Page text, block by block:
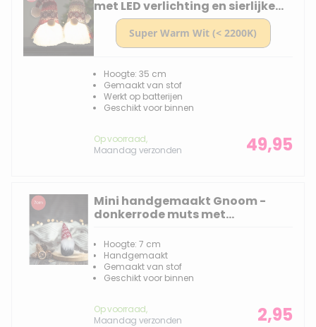
met LED verlichting en sierlijke
mutsen - 35(60)cm
Hoogte: 35 cm
Gemaakt van stof
Werkt op batterijen
Geschikt voor binnen
Op voorraad,
Maandag verzonden
49,95
Mini handgemaakt Gnoom -
donkerrode muts met
Hoogte: 7 cm
Handgemaakt
Gemaakt van stof
Geschikt voor binnen
Op voorraad,
Maandag verzonden
2,95